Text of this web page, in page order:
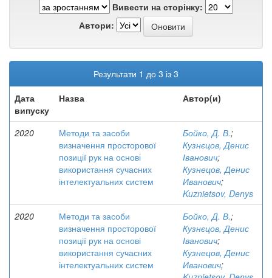
Вивести на сторінку:
Автори:
Результати 1 до 3 із 3
Дата
випуску
Назва Автор(и)
2020
Методи та засоби
визначення просторової
позиції рук на основі
використання сучасних
інтелектуальних систем
Бойко, Д. В.;
Кузнєцов, Денис
Іванович;
Кузнецов, Денис
Иванович;
Kuznietsov, Denys
2020
Методи та засоби
визначення просторової
позиції рук на основі
використання сучасних
інтелектуальних систем
Бойко, Д. В.;
Кузнєцов, Денис
Іванович;
Кузнецов, Денис
Иванович;